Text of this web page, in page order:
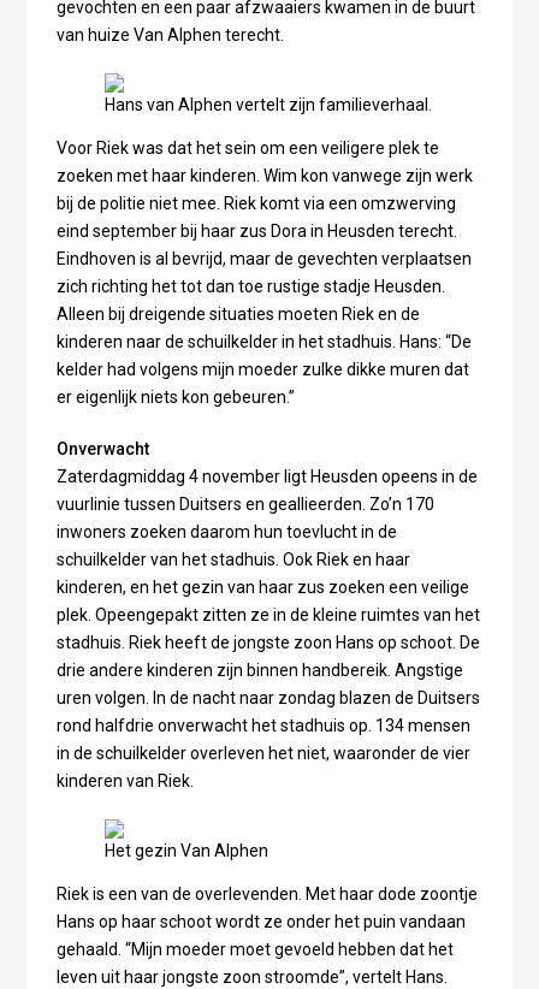
gevochten en een paar afzwaaiers kwamen in de buurt
van huize Van Alphen terecht.
Hans van Alphen vertelt zijn familieverhaal.
Voor Riek was dat het sein om een veiligere plek te
zoeken met haar kinderen. Wim kon vanwege zijn werk
bij de politie niet mee. Riek komt via een omzwerving
eind september bij haar zus Dora in Heusden terecht.
Eindhoven is al bevrijd, maar de gevechten verplaatsen
zich richting het tot dan toe rustige stadje Heusden.
Alleen bij dreigende situaties moeten Riek en de
kinderen naar de schuilkelder in het stadhuis. Hans: “De
kelder had volgens mijn moeder zulke dikke muren dat
er eigenlijk niets kon gebeuren.”
Onverwacht
Zaterdagmiddag 4 november ligt Heusden opeens in de
vuurlinie tussen Duitsers en geallieerden. Zo’n 170
inwoners zoeken daarom hun toevlucht in de
schuilkelder van het stadhuis. Ook Riek en haar
kinderen, en het gezin van haar zus zoeken een veilige
plek. Opeengepakt zitten ze in de kleine ruimtes van het
stadhuis. Riek heeft de jongste zoon Hans op schoot. De
drie andere kinderen zijn binnen handbereik. Angstige
uren volgen. In de nacht naar zondag blazen de Duitsers
rond halfdrie onverwacht het stadhuis op. 134 mensen
in de schuilkelder overleven het niet, waaronder de vier
kinderen van Riek.
Het gezin Van Alphen
Riek is een van de overlevenden. Met haar dode zoontje
Hans op haar schoot wordt ze onder het puin vandaan
gehaald. “Mijn moeder moet gevoeld hebben dat het
leven uit haar jongste zoon stroomde”, vertelt Hans.